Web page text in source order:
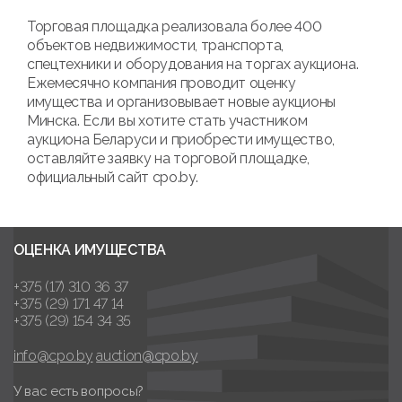
Торговая площадка реализовала более 400
объектов недвижимости, транспорта,
спецтехники и оборудования на торгах аукциона.
Ежемесячно компания проводит оценку
имущества и организовывает новые аукционы
Минска. Если вы хотите стать участником
аукциона Беларуси и приобрести имущество,
оставляйте заявку на торговой площадке,
официальный сайт cpo.by.
ОЦЕНКА ИМУЩЕСТВА
+375 (17) 310 36 37
+375 (29) 171 47 14
+375 (29) 154 34 35
info@cpo.by auction@cpo.by
У вас есть вопросы?